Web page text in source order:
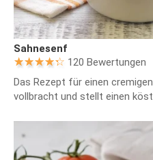
Sahnesenf
120 Bewertungen
Das Rezept für einen
vollbracht und stellt einen